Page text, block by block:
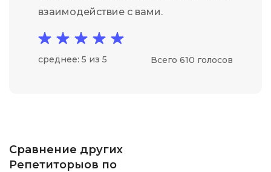
взаимодействие с вами.
среднее: 5 из 5 Всего 610 голосов
Сравнение других
Репетиторыов по